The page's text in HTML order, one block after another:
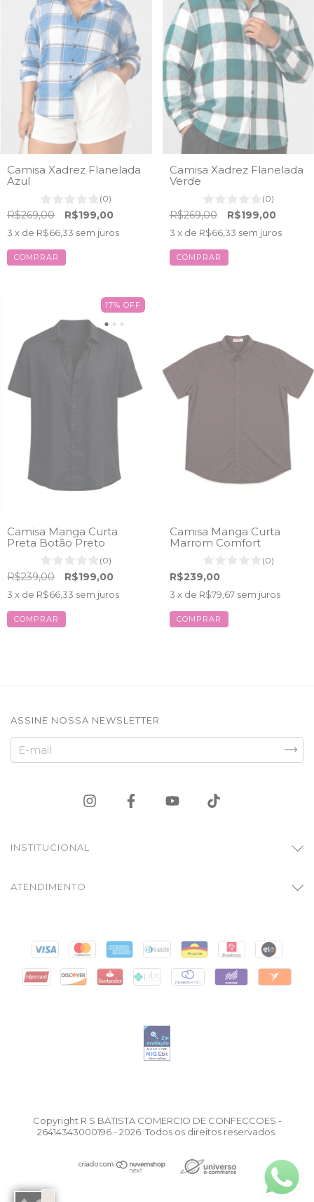
Camisa Xadrez Flanelada
Azul
(0)
R$269,00 R$199,00
3 x de R$66,33 sem juros
COMPRAR
Camisa Xadrez Flanelada
Verde
(0)
R$269,00 R$199,00
3 x de R$66,33 sem juros
COMPRAR
17% OFF
Camisa Manga Curta
Preta Botão Preto
(0)
R$239,00 R$199,00
3 x de R$66,33 sem juros
COMPRAR
Camisa Manga Curta
Marrom Comfort
(0)
R$239,00
3 x de R$79,67 sem juros
COMPRAR
ASSINE NOSSA NEWSLETTER
INSTITUCIONAL
ATENDIMENTO
Copyright R S BATISTA COMERCIO DE CONFECCOES -
26414343000196 - 2026. Todos os direitos reservados.